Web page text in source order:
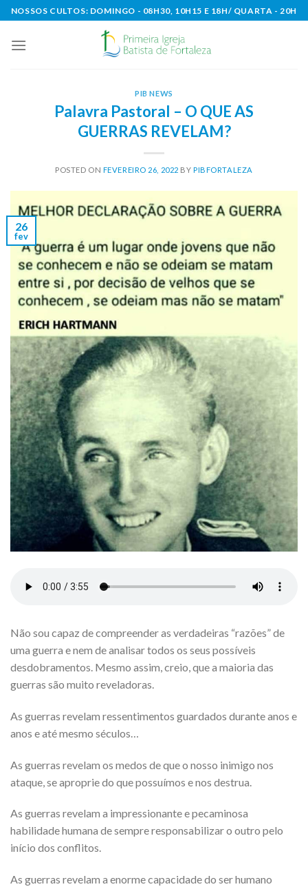
Skip
to
content
NOSSOS CULTOS: DOMINGO - 08H30, 10H15 E 18H/ QUARTA - 20H
PIB NEWS
Palavra Pastoral – O QUE AS
GUERRAS REVELAM?
POSTED ON FEVEREIRO 26, 2022 BYPIBFORTALEZA
26
fev
Não sou capaz de compreender as verdadeiras “razões” de
uma guerra e nem de analisar todos os seus possíveis
desdobramentos. Mesmo assim, creio, que a maioria das
guerras são muito reveladoras.
As guerras revelam ressentimentos guardados durante anos e
anos e até mesmo séculos…
As guerras revelam os medos de que o nosso inimigo nos
ataque, se aproprie do que possuímos e nos destrua.
As guerras revelam a impressionante e pecaminosa
habilidade humana de sempre responsabilizar o outro pelo
início dos conflitos.
As guerras revelam a enorme capacidade do ser humano